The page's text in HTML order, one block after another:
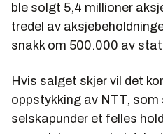
ble solgt 5,4 millioner
tredel av
snakk om 500.000 av
Hvis salget skjer vil det
oppstykking av NTT, som
selskapunder et felles